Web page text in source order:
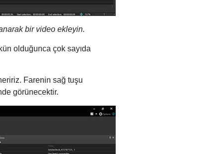
bir video ekleyin.
olduğunca çok sayıda
Farenin sağ tuşu
görünecektir.